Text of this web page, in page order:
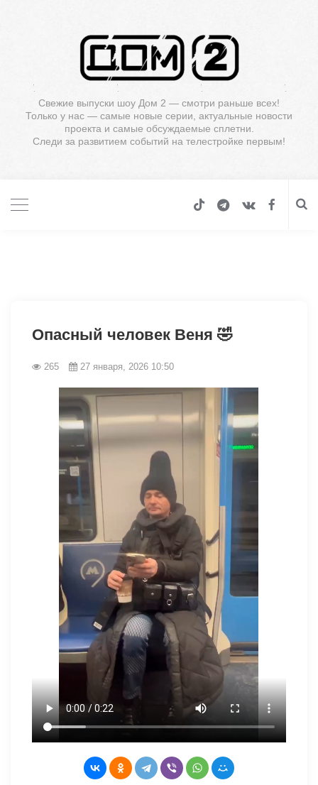
Свежие выпуски шоу Дом 2 — смотри раньше всех!
Только у нас — самые новые серии, актуальные новости
проекта и самые обсуждаемые сплетни.
Следи за развитием событий на телестройке первым!
Опасный человек Веня 🤣
265 27 января, 2026 10:50